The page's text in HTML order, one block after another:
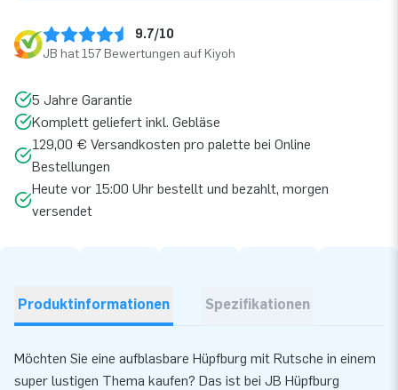
9.7/10
JB hat 157 Bewertungen auf Kiyoh
5 Jahre Garantie
Komplett geliefert inkl. Gebläse
129,00 € Versandkosten pro palette bei Online
Bestellungen
Heute vor 15:00 Uhr bestellt und bezahlt, morgen
versendet
Produktinformationen Spezifikationen
Möchten Sie eine aufblasbare Hüpfburg mit Rutsche in einem
super lustigen Thema kaufen? Das ist bei JB Hüpfburg